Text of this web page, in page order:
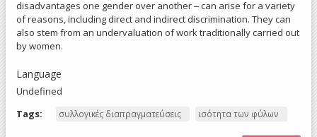
disadvantages one gender over another ‒ can arise for a variety
of reasons, including direct and indirect discrimination. They can
also stem from an undervaluation of work traditionally carried out
by women.
Language
Undefined
Tags:
συλλογικές διαπραγματεύσεις ισότητα των φύλων